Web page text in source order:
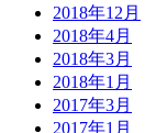
2018年12月
2018年4月
2018年3月
2018年1月
2017年3月
2017年1月